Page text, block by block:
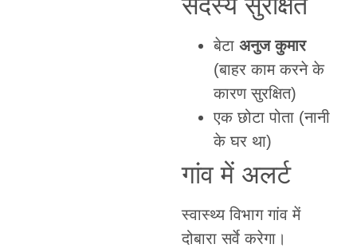
बेटा अनुज कुमार
(बाहर काम करने के
कारण सुरक्षित)
एक छोटा पोता (नानी
के घर था)
गांव में अलर्ट
स्वास्थ्य विभाग गांव में
दोबारा सर्वे करेगा।